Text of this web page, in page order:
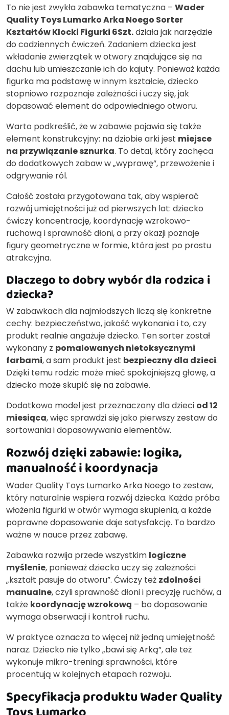
To nie jest zwykła zabawka tematyczna – Wader
Quality Toys Lumarko Arka Noego Sorter
Kształtów Klocki Figurki 6Szt.działa jak narzędzie
do codziennych ćwiczeń. Zadaniem dziecka jest
wkładanie zwierzątek w otwory znajdujące się na
dachu lub umieszczanie ich do kajuty. Ponieważ każda
figurka ma podstawę w innym kształcie, dziecko
stopniowo rozpoznaje zależności i uczy się, jak
dopasować element do odpowiedniego otworu.
Warto podkreślić, że w zabawie pojawia się także
element konstrukcyjny: na dziobie arki jest miejsce
na przywiązanie sznurka. To detal, który zachęca
do dodatkowych zabaw w „wyprawę”, przewożenie i
odgrywanie ról.
Całość została przygotowana tak, aby wspierać
rozwój umiejętności już od pierwszych lat: dziecko
ćwiczy koncentrację, koordynację wzrokowo-
ruchową i sprawność dłoni, a przy okazji poznaje
figury geometryczne w formie, która jest po prostu
atrakcyjna.
Dlaczego to dobry wybór dla rodzica i
dziecka?
W zabawkach dla najmłodszych liczą się konkretne
cechy: bezpieczeństwo, jakość wykonania i to, czy
produkt realnie angażuje dziecko. Ten sorter został
wykonany z pomalowanych nietoksycznymi
farbami, a sam produkt jest bezpieczny dla dzieci.
Dzięki temu rodzic może mieć spokojniejszą głowę, a
dziecko może skupić się na zabawie.
Dodatkowo model jest przeznaczony dla dzieci od 12
miesiąca, więc sprawdzi się jako pierwszy zestaw do
sortowania i dopasowywania elementów.
Rozwój dzięki zabawie: logika,
manualność i koordynacja
Wader Quality Toys Lumarko Arka Noego to zestaw,
który naturalnie wspiera rozwój dziecka. Każda próba
włożenia figurki w otwór wymaga skupienia, a każde
poprawne dopasowanie daje satysfakcję. To bardzo
ważne w nauce przez zabawę.
Zabawka rozwija przede wszystkim logiczne
myślenie, ponieważ dziecko uczy się zależności
„kształt pasuje do otworu”. Ćwiczy też zdolności
manualne, czyli sprawność dłoni i precyzję ruchów, a
także koordynację wzrokową – bo dopasowanie
wymaga obserwacji i kontroli ruchu.
W praktyce oznacza to więcej niż jedną umiejętność
naraz. Dziecko nie tylko „bawi się Arką”, ale też
wykonuje mikro-treningi sprawności, które
procentują w kolejnych etapach rozwoju.
Specyfikacja produktu Wader Quality